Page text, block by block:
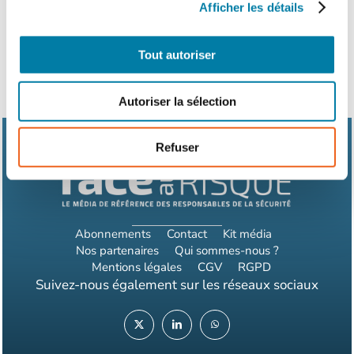
Afficher les détails
Tout autoriser
Autoriser la sélection
Refuser
Abonnements Contact
Kit média
Nos partenaires
Qui sommes-nous ?
Mentions légales
CGV RGPD
Suivez-nous également sur les réseaux sociaux